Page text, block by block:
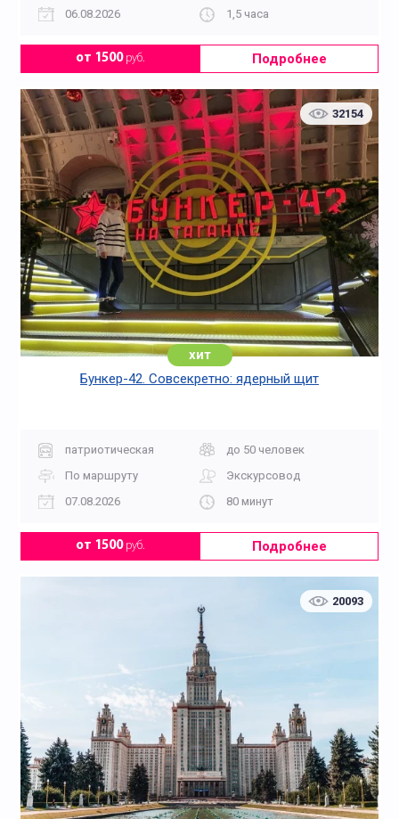
06.08.2026
1,5 часа
от 1500руб. Подробнее
32154
хит
Бункер-42. Совсекретно: ядерный щит
патриотическая
до 50 человек
По маршруту
Экскурсовод
07.08.2026
80 минут
от 1500руб. Подробнее
20093